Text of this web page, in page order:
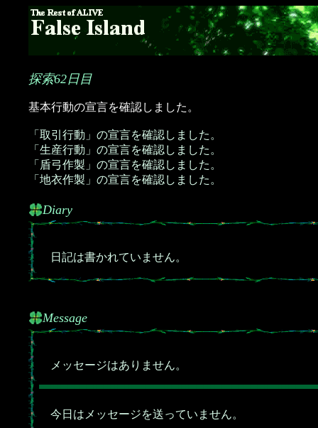
探索62日目
基本行動の宣言を確認しました。
「取引行動」の宣言を確認しました。
「生産行動」の宣言を確認しました。
「盾弓作製」の宣言を確認しました。
「地衣作製」の宣言を確認しました。
Diary
日記は書かれていません。
Message
メッセージはありません。
今日はメッセージを送っていません。